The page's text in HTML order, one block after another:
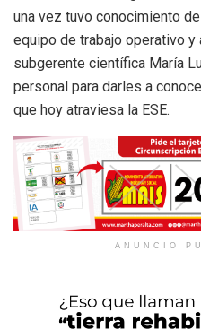
una vez tuvo conocimiento
equipo de trabajo operativo y
subgerente científica María
personal para darles a
que hoy atraviesa la ESE.
ANUNCIO